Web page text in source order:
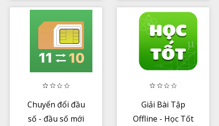
offline
Chuyển đổi đầu
số - đầu số mới
Giải Bài Tập
Offline - Học Tốt